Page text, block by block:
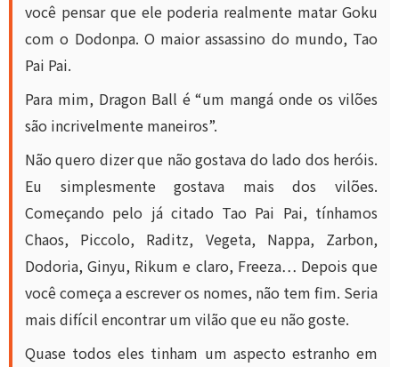
você pensar que ele poderia realmente matar Goku
com o Dodonpa. O maior assassino do mundo, Tao
Pai Pai.
Para mim, Dragon Ball é “um mangá onde os vilões
são incrivelmente maneiros”.
Não quero dizer que não gostava do lado dos heróis.
Eu simplesmente gostava mais dos vilões.
Começando pelo já citado Tao Pai Pai, tínhamos
Chaos, Piccolo, Raditz, Vegeta, Nappa, Zarbon,
Dodoria, Ginyu, Rikum e claro, Freeza… Depois que
você começa a escrever os nomes, não tem fim. Seria
mais difícil encontrar um vilão que eu não goste.
Quase todos eles tinham um aspecto estranho em